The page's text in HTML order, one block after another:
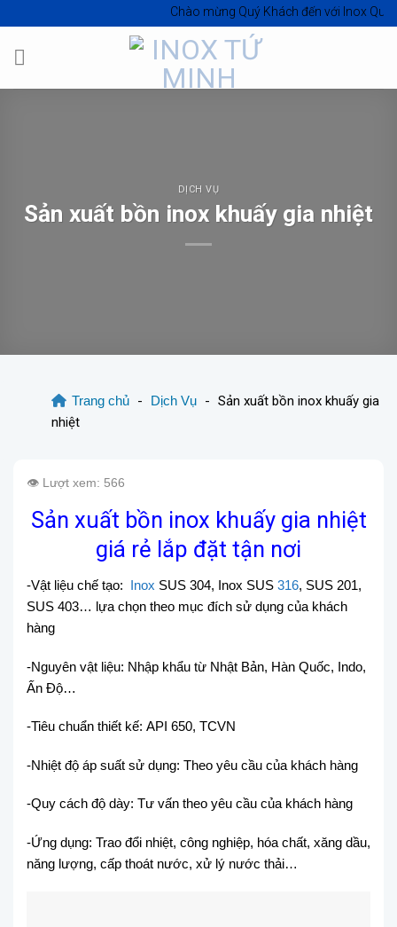
to
content
Chào mừng Quý Khách đến vớiInox Quốc Tế
DỊCH VỤ
Sản xuất bồn inox khuấy gia nhiệt
Trang chủ - Dịch Vụ - Sản xuất bồn inox khuấy gia
nhiệt
👁️ Lượt xem: 566
Sản xuất bồn inox khuấy gia nhiệt
giá rẻ lắp đặt tận nơi
-Vật liệu chế tạo: Inox SUS 304, Inox SUS 316, SUS 201,
SUS 403… lựa chọn theo mục đích sử dụng của khách
hàng
-Nguyên vật liệu: Nhập khẩu từ Nhật Bản, Hàn Quốc, Indo,
Ấn Độ…
-Tiêu chuẩn thiết kế: API 650, TCVN
-Nhiệt độ áp suất sử dụng: Theo yêu cầu của khách hàng
-Quy cách độ dày: Tư vấn theo yêu cầu của khách hàng
-Ứng dụng: Trao đổi nhiệt, công nghiệp, hóa chất, xăng dầu,
năng lượng, cấp thoát nước, xử lý nước thải…